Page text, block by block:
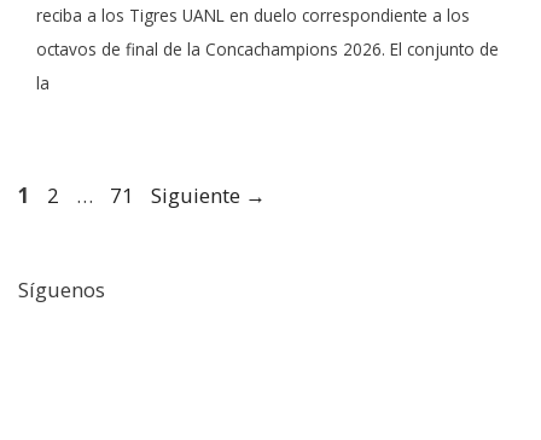
reciba a los Tigres UANL en duelo correspondiente a los
octavos de final de la Concachampions 2026. El conjunto de
la
Página
1 Página
2 … Página
71 Siguiente →
Síguenos